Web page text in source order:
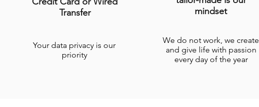
Transfer
Your data privacy is our
priority
mindset
We do not work, we create
and give life with passion
every day of the year